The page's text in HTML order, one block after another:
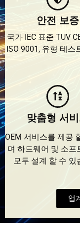
안전 보증
국가 IEC 표준 TUV
ISO 9001, 유형 테스
맞춤형 서
OEM 서비스를 제공
며 하드웨어 및 소프
모두 설계 할 수 있
업